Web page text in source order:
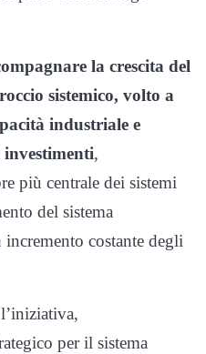
la crescita del
sistemico, volto a
industriale e
,
più centrale dei sistemi
del sistema
costante degli
per il sistema